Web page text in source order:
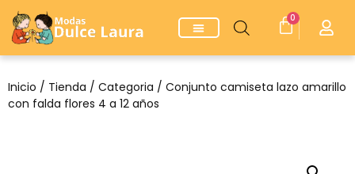
0
Inicio / Tienda / Categoria / Conjunto camiseta lazo amarillo
con falda flores 4 a 12 años